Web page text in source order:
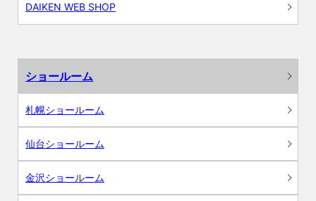
DAIKEN WEB SHOP
ショールーム
札幌ショールーム
仙台ショールーム
金沢ショールーム